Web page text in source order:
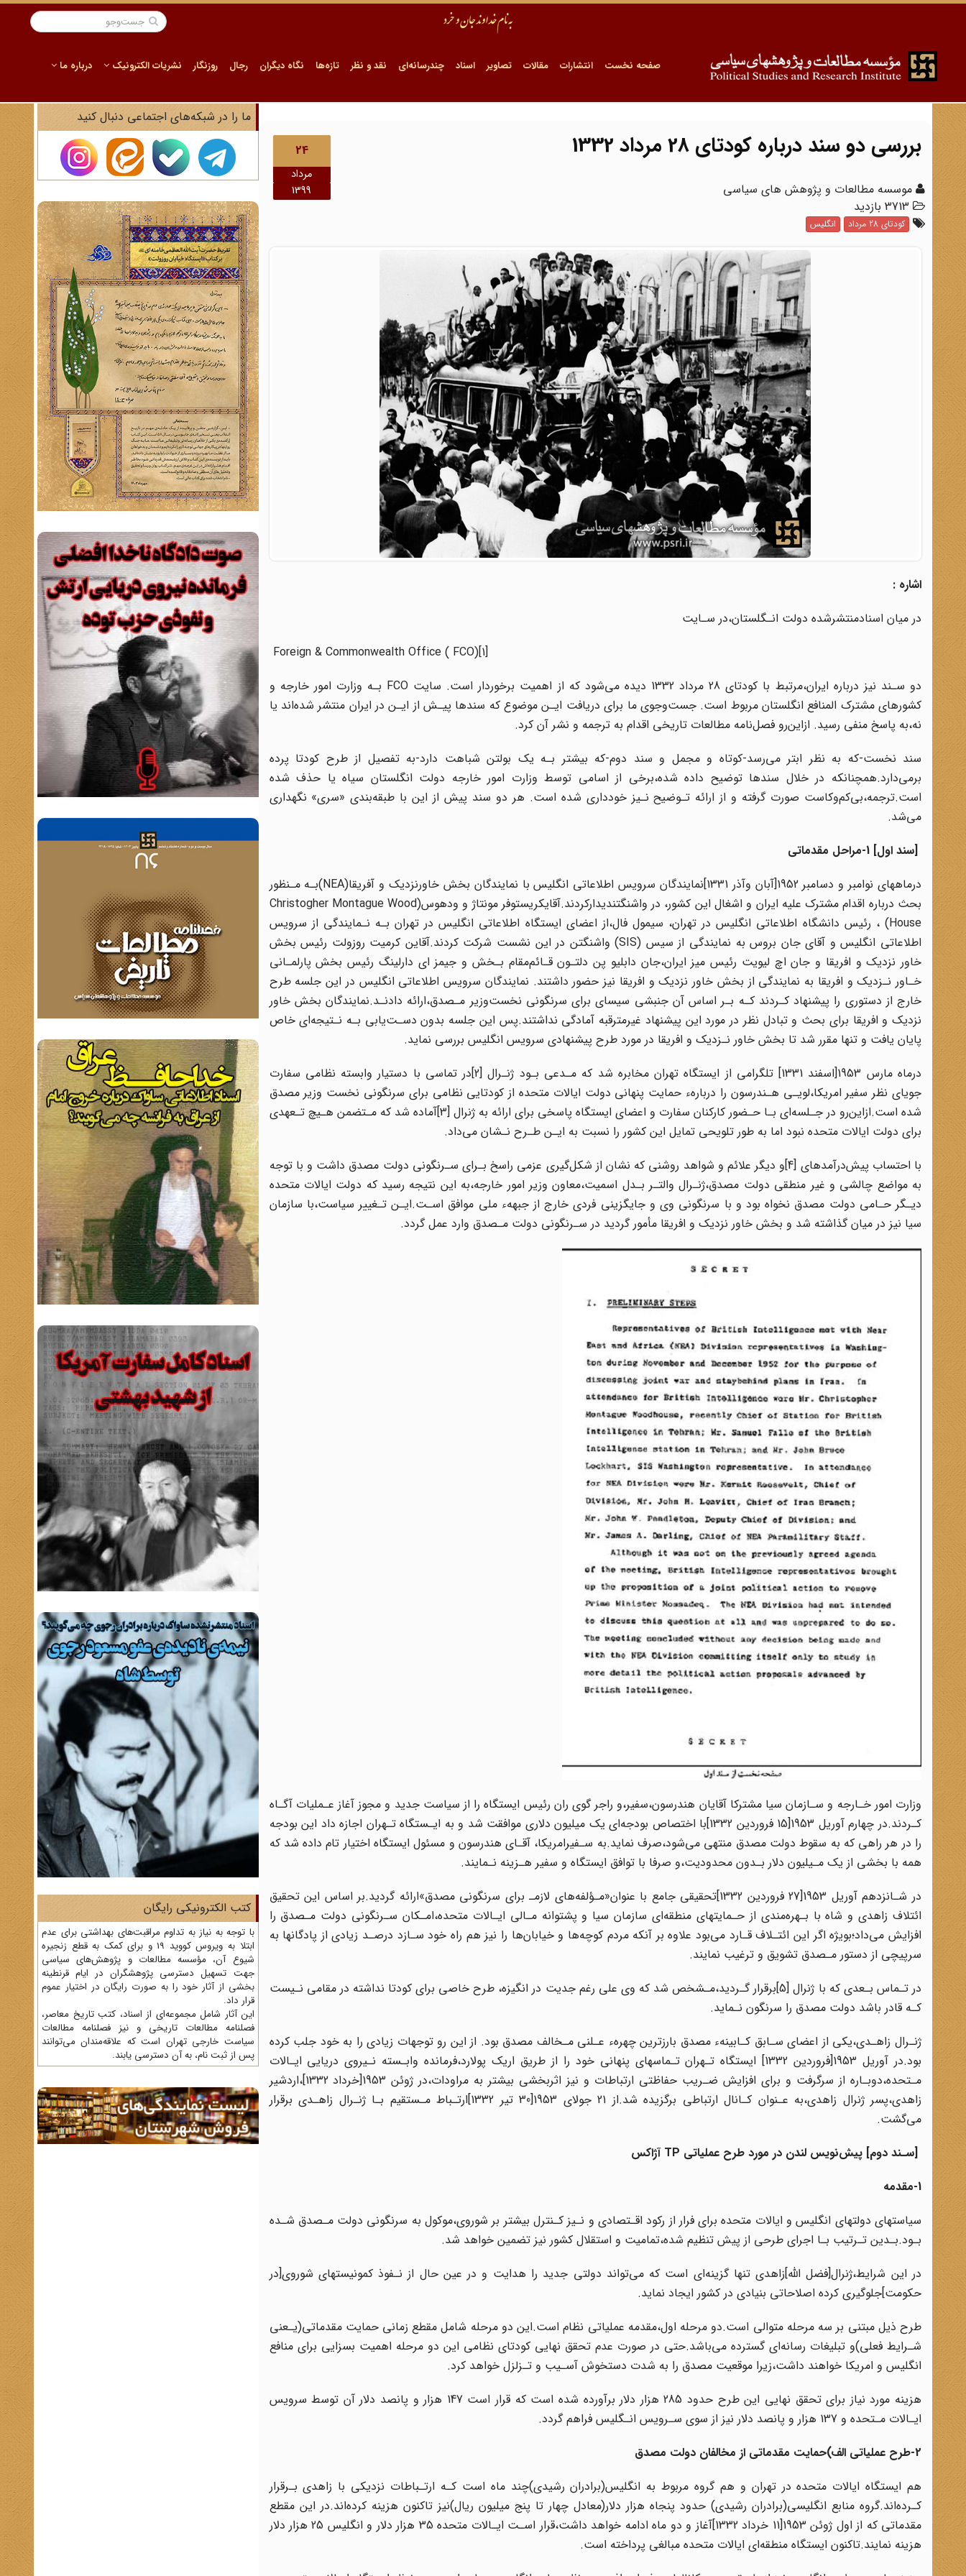
صفحه نخست انتشارات مقالات تصاویر اسناد چندرسانه‌ای نقد و نظر تازه‌ها نگاه دیگران رجال روزنگار نشریات الکترونیک درباره ما
24
مرداد
1399
بررسی دو سند درباره کودتای 28 مرداد 1332
موسسه مطالعات و پژوهش های سیاسی
کودتای 28 مرداد انگلیس
اشاره :
در‌ میان‌ اسناد‌منتشرشده دولت انـگلستان،در سـایت
Foreign & Commonwealth Office ( FCO)[1]
دو سـند نیز درباره ایران‌،مرتبط با کودتای 28 مرداد 1332 دیده می‌شود که از اهمیت‌ برخوردار است‌. سایت FCO بـه وزارت‌ امور‌ خارجه و
کشورهای مشترک المنافع‌ انگلستان مربوط است. جست‌وجوی ما برای دریافت ایـن موضوع که سندها پیـش از ایـن در ایران منتشر شده‌اند یا
نه،به پاسخ منفی رسید. ازاین‌رو فصل‌نامه مطالعات‌ تاریخی اقدام به‌ ترجمه و نشر آن کرد.
سند نخست-که به نظر ابتر می‌رسد-کوتاه و مجمل و سند دوم-که بیشتر بـه یک بولتن‌ شباهت دارد-به تفصیل از طرح کودتا پرده‌
برمی‌دارد‌.همچنانکه در خلال سندها توضیح‌ داده شده،برخی از اسامی توسط وزارت امور خارجه دولت انگلستان سیاه یا حذف شده‌
است.ترجمه،بی‌کم‌وکاست صورت گرفته و از ارائه تـوضیح نـیز خودداری‌ شده‌ است. هر دو سند پیش از این با طبقه‌بندی «سری» نگهداری
می‌شد.
[سند اول‌] 1-مراحل مقدماتی
درماههای نوامبر و دسامبر 1952[آبان وآذر 1331]نمایندگان سرویس اطلاعاتی انگلیس‌ با‌ نمایندگان‌ بخش خاورنزدیک و آفریقا(NEA)بـه مـنظور
بحث درباره اقدام مشترک علیه‌ ایران و اشغال این کشور، در واشنگتندیدارکردند.آقایکریستوفر مونتاژ و ودهوس‌(Christogher Montague Wood
House) ، رئیس‌ دانشگاه‌ اطلاعاتی‌ انگلیس در تهران، سیمول فال‌،از‌ اعضای‌ ایستگاه اطلاعاتی انگلیس در تهران بـه نـمایندگی از سرویس
اطلاعاتی‌ انگلیس و آقای جان بروس به نمایندگی از سیس (SIS) واشنگتن در‌ این‌ نشست‌ شرکت کردند.آقاین کرمیت روزولت رئیس بخش
خاور‌ نزدیک‌ و افریقا و جان اچ لیویت رئیس میز ایران،جان‌ دابلیو پن دلتـون قـائم‌مقام بـخش و جیمز ای دارلینگ رئیس بخش پارلمـانی‌
خـاور‌ نـزدیک‌ و افریقا به نمایندگی از بخش خاور نزدیک و افریقا نیز حضور‌ داشتند. نمایندگان سرویس اطلاعاتی‌ انگلیس در این جلسه طرح
خارج از دستوری را پیشنهاد کـردند کـه بـر اساس‌ آن‌ جنبشی‌ سیسای‌ برای سرنگونی نخست‌وزیر مـصدق،ارائه دادنـد.نمایندگان بخش خاور
نزدیک‌ و افریقا‌ برای‌ بحث و تبادل نظر در مورد این پیشنهاد غیرمترقبه آمادگی نداشتند.پس این جلسه بدون‌ دسـت‌یابی‌ بـه‌ نـتیجه‌ای‌ خاص
پایان یافت و تنها مقرر شد تا بخش خاور نـزدیک و افریقا در‌ مورد‌ طرح‌ پیشنهادی سرویس انگلیس بررسی نماید.
درماه مارس 1953[اسفند 1331] تلگرامی از ایستگاه‌ تهران‌ مخابره‌ شد که مـدعی بـود ژنـرال [2]در تماسی با دستیار وابسته نظامی سفارت
جویای نظر‌ سفیر‌ امریکا،لویـی هـندرسون را دربارهء حمایت پنهانی دولت ایالات متحده از کودتایی نظامی‌ برای‌ سرنگونی‌ نخست وزیر مصدق
شده است.ازاین‌رو در جـلسه‌ای بـا حـضور کارکنان سفارت و اعضای ایستگاه‌ پاسخی‌‌ برای ارائه به ژنرال [3]آماده شد که مـتضمن هـیچ تـعهدی
برای دولت ایالات‌ متحده‌ نبود‌ اما به طور تلویحی تمایل این کشور را نسبت به ایـن طـرح نـشان می‌داد.
با‌ احتساب‌ پیش‌درآمدهای [4]و دیگر علائم و شواهد روشنی که نشان از شکل‌گیری عزمی‌ راسخ بـرای‌ سـرنگونی‌ دولت‌ مصدق داشت و با توجه
به مواضع چالشی و غیر منطقی دولت‌ مصدق،ژنـرال والتـر بـدل اسمیت‌،معاون‌ وزیر‌ امور خارجه،به این نتیجه رسید که دولت‌ ایالات متحده
دیـگر حـامی‌ دولت‌ مصدق نخواه بود و با سرنگونی وی و جایگزینی فردی خارج‌ از جبههء ملی موافق اسـت.ایـن تـغییر‌ سیاست‌،با سازمان
سیا نیز در میان گذاشته شد و بخش‌ خاور نزدیک و افریقا‌ مأمور‌ گردید در سـرنگونی دولت مـصدق وارد عمل‌ گردد‌.
وزارت امور خـارجه و سـازمان سیا مشترکا آقایان هندرسون،سفیر،و راجر گوی ران‌ رئیس‌ ایستگاه را از سیاست جدید‌ و مجوز‌ آغاز عـملیات‌ آگـاه‌
کـردند‌.در چهارم آوریل 1953[15 فروردین‌‌ 1332‌]با اختصاص بودجه‌ای یک میلیون دلاری موافقت شد و به ایـستگاه تـهران اجازه‌ داد‌ این‌ بودجه
را در هر راهی‌ که به سقوط دولت‌ مصدق‌ منتهی می‌شود،صرف نماید.به‌ سـفیرامریکا‌، آقـای هندرسون و مسئول ایستگاه اختیار تام داده شد که
همه با بخشی از‌ یک‌ مـیلیون دلار بـدون‌ محدودیت،و صرفا‌ با‌ توافق‌ ایستگاه و سفیر هـزینه‌ نـمایند‌.
در شـانزدهم آوریل 1953‌[27‌ فروردین 1332]تحقیقی جامع با عنوان«مـؤلفه‌های لازمـ‌ برای سرنگونی مصدق»ارائه گردید.بر‌ اساس‌ این تحقیق
ائتلاف زاهدی و شاه با‌ بـهره‌مندی‌ از حـمایتهای‌ منطقه‌ای‌ سازمان‌ سیا و پشتوانه مـالی ایـالات‌ متحده،امـکان سـرنگونی دولت مـصدق‌ را
افزایش می‌داد؛بویژه اگر این ائتـلاف قـارد می‌بود علاوه‌ بر‌ آنکه مردم کوچه‌ها و خیابان‌ها را نیز‌ هم‌ راه‌ خود‌ سـازد‌ درصـد زیادی از‌ پادگانها‌ به
سرپیچی از دستور مـصدق تشویق و ترغیب‌ نمایند.
در تـماس بـعدی که با ژنرال [5]برقرار گـردید‌،مـشخص‌ شد‌ که وی علی رغم جدیت در انگیزه‌، طرح‌ خاصی‌ برای‌ کودتا‌ نداشته‌ در مقامی نـیست
کـه قادر باشد دولت مصدق را سرنگون نـماید.
ژنـرال زاهـدی،یکی از اعضای سـابق کـابینهء مصدق بارزترین چهرهء عـلنی مـخالف مصدق بود. از این‌ رو توجهات زیادی را به خود جلب کرده
بود.در آوریل 1953[فروردین 1332] ایستگاه تـهران تـماسهای پنهانی خود را از طریق اریک پولارد،فرمانده وابـسته نـیروی دریایی‌ ایـالات
مـتحده‌،دوبـاره‌ از سرگرفت و برای افزایش ضـریب حفاظتی ارتباطات و نیز اثربخشی‌ بیشتر به مراودات،در ژوئن 1953[خرداد 1332]،اردشیر
زاهدی،پسر ژنرال زاهدی،به‌ عـنوان کـانال ارتباطی برگزیده شد.از‌ 21‌ جولای 1953[30 تیر 1332]ارتـباط مـستقیم بـا ژنـرال زاهـدی برقرار
می‌گشت.
[سـند دوم‌] پیش‌نویس لندن در مورد طرح عملیاتی TP آژاکس
1-مقدمه‌
سیاستهای‌ دولتهای انگلیس و ایالات متحده برای‌ فرار‌ از رکود اقـتصادی و نـیز کـنترل بیشتر بر شوروی،موکول به سرنگونی دولت مـصدق شـده
بـود.بـدین تـرتیب بـا اجرای طرحی از پیش‌ تنظیم شده‌،تمامیت‌ و استقلال کشور نیز تضمین‌ خواهد‌ شد.
در این شرایط،ژنرال‌[فضل اللّه‌]زاهدی تنها گزینه‌ای است که می‌تواند دولتی جدید را هدایت و در عین حال از نـفوذ کمونیستهای شوروی‌[در
حکومت‌]جلوگیری کرده اصلاحاتی‌ بنیادی در کشور ایجاد نماید‌.
طرح‌ ذیل مبتنی بر سه مرحله متوالی است.دو مرحله اول،مقدمه عملیاتی نظام است.این‌ دو مرحله شامل مقطع زمانی حمایت مقدماتی(یـعنی
شـرایط فعلی)و تبلیغات رسانه‌ای گسترده‌ می‌باشد.حتی‌ در‌ صورت عدم‌ تحقق نهایی کودتای نظامی این دو مرحله اهمیت بسزایی برای‌ منافع
انگلیس و امریکا خواهند داشت،زیرا موقعیت‌ مصدق را به شدت دستخوش آسـیب و تـزلزل خواهد کرد.
هزینه مورد‌ نیاز‌ برای‌ تحقق نهایی این طرح حدود 285 هزار دلار برآورده شده است که قرار است 147 هزار و پانصد ‌‌دلار‌ آن توسط سرویس
ایـالات مـتحده و 137 هزار و پانصد دلار نیز از سوی سـرویس‌ انـگلیس‌ فراهم‌ گردد.
2-طرح عملیاتی‌ الف)حمایت مقدماتی از مخالفان دولت مصدق
هم ایستگاه ایالات متحده در‌ تهران و هم گروه مربوط به انگلیس(برادران رشیدی)چند ماه‌ است کـه ارتـباطات‌ نزدیکی با زاهدی بـرقرار‌
کـرده‌اند‌.گروه منابع انگلیسی(برادران رشیدی) حدود پنجاه هزار دلار(معادل چهار تا پنج میلیون ریال)نیز تاکنون هزینه کرده‌اند.در این مقطع‌
مقدماتی که از اول ژوئن 1953[11 خرداد 1332‌]آغاز و دو ماه ادامه خواهد داشت،قرار اسـت ایـالات متحده 35 هزار دلار و انگلیس 25 هزار دلار
هزینه نمایند.تاکنون ایستگاه‌ منطقه‌ای ایالات متحده مبالغی پرداخته است.
ما را در شبکه‌های اجتماعی دنبال کنید
کتب الکترونیکی رایگان
با توجه به نیاز به تداوم مراقبت‌های بهداشتی برای عدم
ابتلا به ویروس کووید 19 و برای کمک به قطع زنجیره
شیوع آن، مؤسسه مطالعات و پژوهش‌های سیاسی
جهت تسهیل دسترسی پژوهشگران در ایام قرنطینه
بخشی از آثار خود را به صورت رایگان در اختیار عموم
قرار داد.
این آثار شامل مجموعه‌ای از اسناد، کتب تاریخ معاصر،
فصلنامه‌ مطالعات تاریخی و نیز فصلنامه مطالعات
سیاست خارجی تهران است که علاقه‌مندان می‌توانند
پس از ثبت نام، به آن دسترسی یابند.